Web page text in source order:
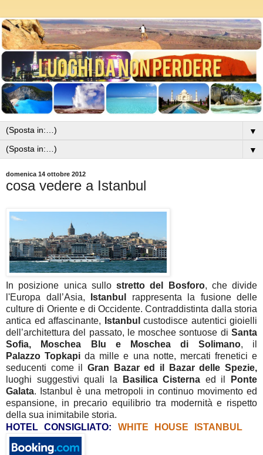
▼
▼
domenica 14 ottobre 2012
cosa vedere a Istanbul
In posizione unica sullo stretto del Bosforo, che divide
l'Europa dall’Asia,
Istanbul
rappresenta la fusione delle
culture di Oriente e di Occidente. Contraddistinta dalla storia
antica ed affascinante,
Istanbul custodisce autentici gioielli
dell’architettura del passato, le moschee sontuose di Santa
Sofia, Moschea Blu e Moschea di Solimano, il
Palazzo Topkapida mille e una notte, mercati frenetici e
seducenti come il Gran Bazar ed il Bazar delle Spezie,
luoghi suggestivi quali la Basilica Cisterna ed il
Ponte
Galata. Istanbul è una metropoli in continuo movimento ed
espansione, in precario equilibrio tra modernità e rispetto
della sua inimitabile storia.
HOTEL CONSIGLIATO: WHITE HOUSE ISTANBUL